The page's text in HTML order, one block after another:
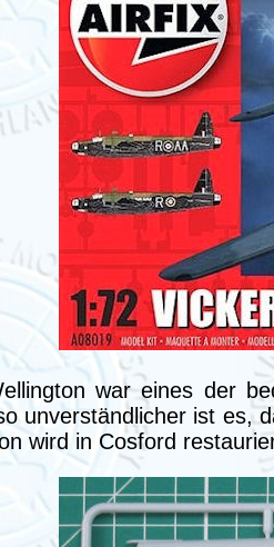
war eines der
unverständlicher ist es,
wird in Cosford